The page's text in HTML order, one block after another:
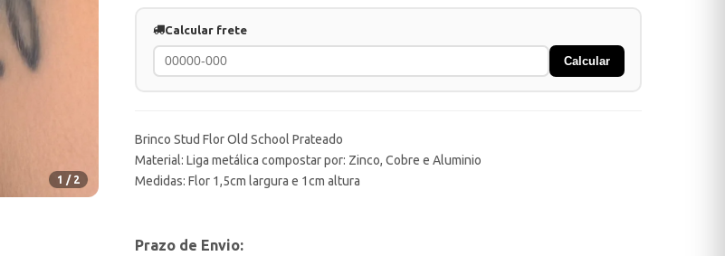
1 / 2
Calcular frete
Calcular
Brinco Stud Flor Old School Prateado
Material: Liga metálica compostar por: Zinco, Cobre e Aluminio
Medidas: Flor 1,5cm largura e 1cm altura
Prazo de Envio: